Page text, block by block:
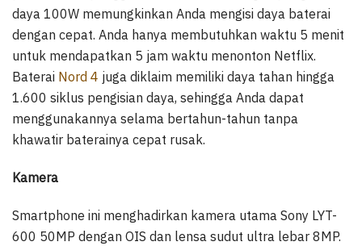
daya 100W memungkinkan Anda mengisi daya baterai
dengan cepat. Anda hanya membutuhkan waktu 5 menit
untuk mendapatkan 5 jam waktu menonton Netflix.
Baterai Nord 4 juga diklaim memiliki daya tahan hingga
1.600 siklus pengisian daya, sehingga Anda dapat
menggunakannya selama bertahun-tahun tanpa
khawatir baterainya cepat rusak.
Kamera
Smartphone ini menghadirkan kamera utama Sony LYT-
600 50MP dengan OIS dan lensa sudut ultra lebar 8MP.